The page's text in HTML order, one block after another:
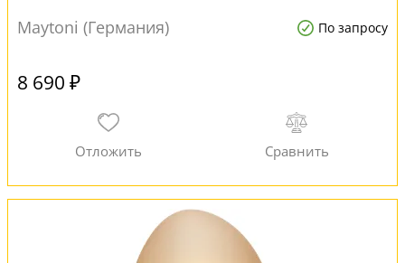
Maytoni (Германия) По запросу
8 690 ₽